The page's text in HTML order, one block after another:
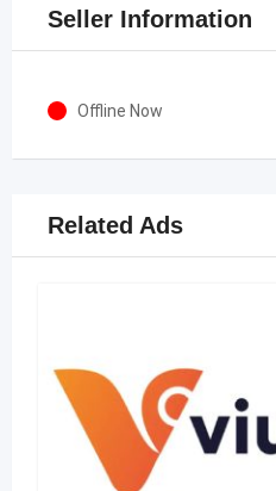
Seller Information
Offline Now
Related Ads